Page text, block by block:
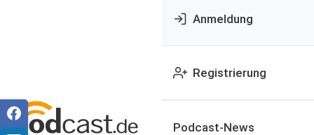
Anmeldung
Registrierung
Podcast-News